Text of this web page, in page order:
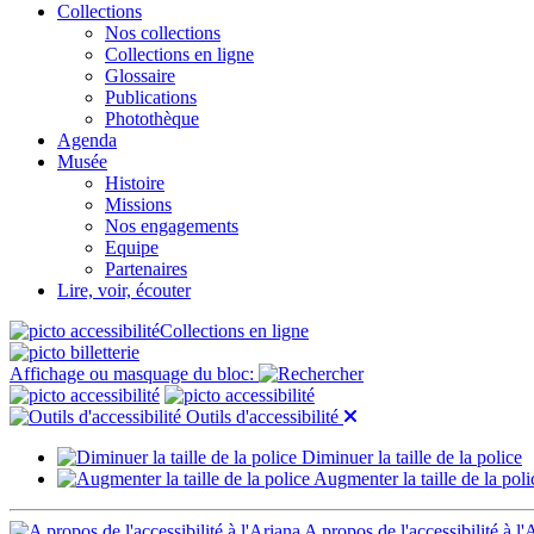
Collections
Nos collections
Collections en ligne
Glossaire
Publications
Photothèque
Agenda
Musée
Histoire
Missions
Nos engagements
Equipe
Partenaires
Lire, voir, écouter
Collections en ligne
Affichage ou masquage du bloc:
Outils d'accessibilité
Diminuer la taille de la police
Augmenter la taille de la